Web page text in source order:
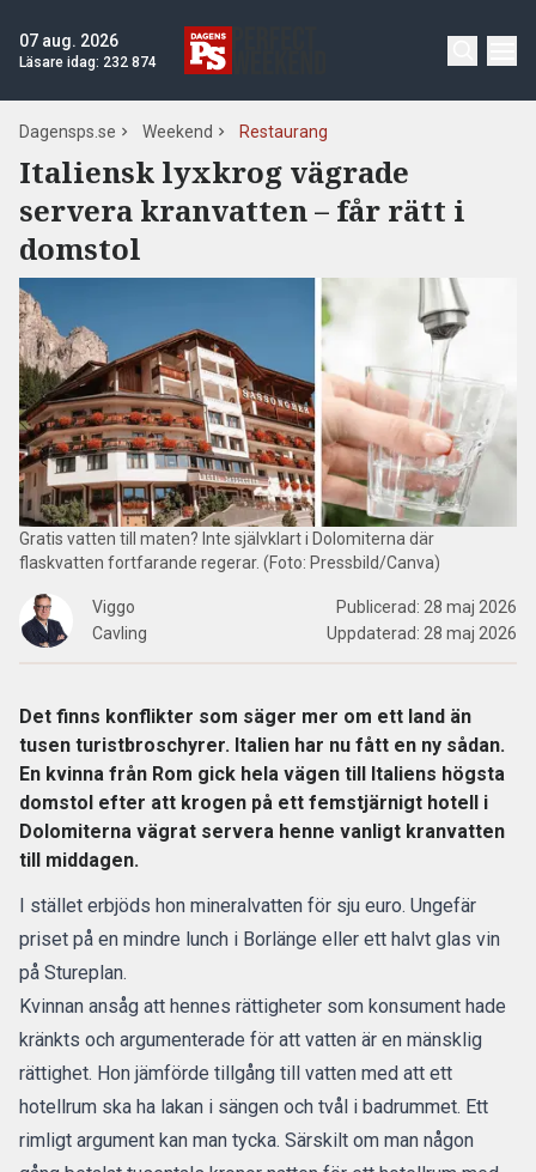
07 aug. 2026
Läsare idag: 232 874
Dagensps.se Weekend Restaurang
Italiensk lyxkrog vägrade
servera kranvatten – får rätt i
domstol
Gratis vatten till maten? Inte självklart i Dolomiterna där
flaskvatten fortfarande regerar. (Foto: Pressbild/Canva)
Viggo
Cavling
Publicerad: 28 maj 2026
Uppdaterad: 28 maj 2026
Det finns konflikter som säger mer om ett land än
tusen turistbroschyrer. Italien har nu fått en ny sådan.
En kvinna från Rom gick hela vägen till Italiens högsta
domstol efter att krogen på ett femstjärnigt hotell i
Dolomiterna vägrat servera henne vanligt kranvatten
till middagen.
I stället erbjöds hon mineralvatten för sju euro. Ungefär
priset på en mindre lunch i Borlänge eller ett halvt glas vin
på Stureplan.
Kvinnan ansåg att hennes rättigheter som konsument hade
kränkts och argumenterade för att vatten är en mänsklig
rättighet. Hon jämförde tillgång till vatten med att ett
hotellrum ska ha lakan i sängen och tvål i badrummet. Ett
rimligt argument kan man tycka. Särskilt om man någon